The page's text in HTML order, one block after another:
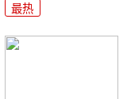
最热